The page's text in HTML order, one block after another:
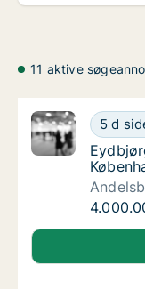
11 aktive
5 d
Eydbjørg søger